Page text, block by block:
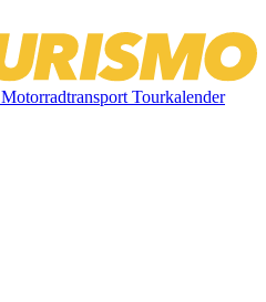
MotorradtransportTourkalender